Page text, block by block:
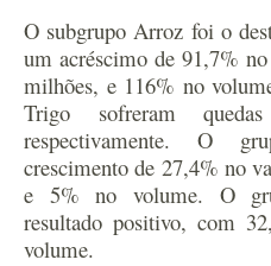
O subgrupo Arroz foi o
um acréscimo de 91,7%
milhões, e 116% no
Trigo sofreram
respectivamente. O
crescimento de 27,4% no
e 5% no volume. O
resultado positivo, com
volume.